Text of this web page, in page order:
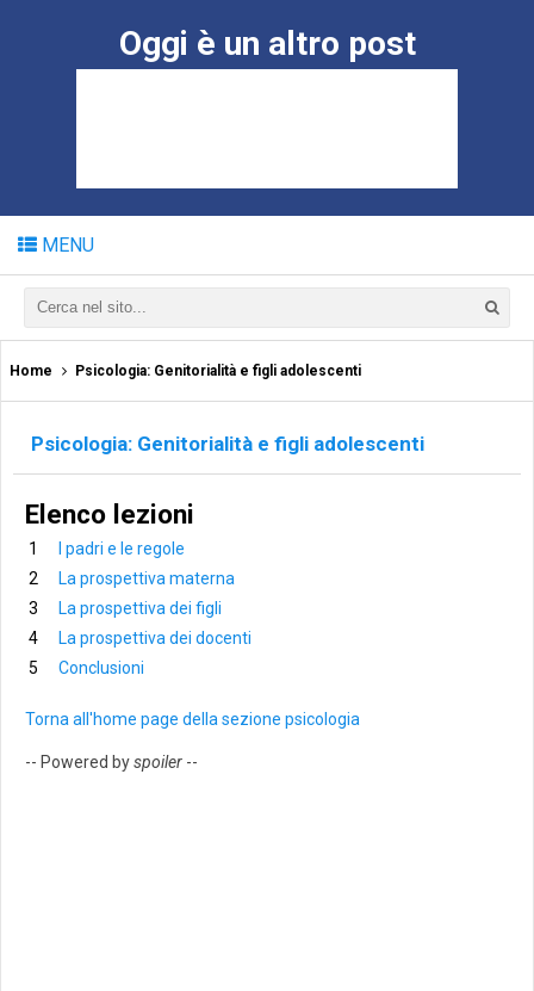
Oggi è un altro post
MENU
Home Psicologia: Genitorialità e figli adolescenti
Psicologia: Genitorialità e figli adolescenti
Elenco lezioni
I padri e le regole
La prospettiva materna
La prospettiva dei figli
La prospettiva dei docenti
Conclusioni
Torna all'home page della sezione psicologia
-- Powered byspoiler --